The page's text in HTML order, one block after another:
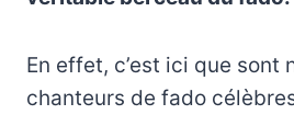
En effet, c’est ici que sont
chanteurs de fado